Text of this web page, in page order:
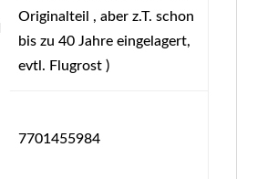
Originalteil , aber z.T. schon
bis zu 40 Jahre eingelagert,
evtl. Flugrost )
7701455984